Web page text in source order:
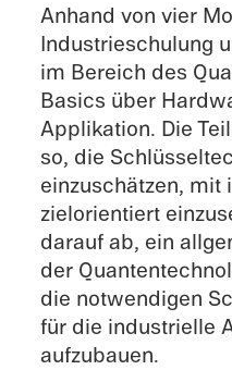
Anhand von vier
Indus­tri­eschu­lung
im Bereich des
Basics über
Applika­tion. Die
so, die
einzuschätzen, mit
zielo­ri­en­tiert
darauf ab, ein
der
die notwendi­gen
für die indus­trielle
aufzubauen.